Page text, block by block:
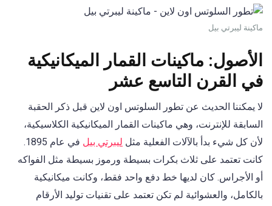
ماكينة ليبرتي بيل
الأصول: ماكينات القمار الميكانيكية
في القرن التاسع عشر
لا يمكننا الحديث عن تطور السلوتس اون لاين قبل ذكر الحقبة
السابقة للإنترنت، وهي ماكينات القمار الميكانيكية الكلاسيكية،
لأن كل شيء بدأ بالآلات الفعلية مثل ليبرتي بيل
في عام 1895.
كانت تعتمد على ثلاث بكرات بسيطة ورموز بسيطة مثل الفواكه
أو الأجراس. كان لديها خط دفع واحد فقط، وكانت ميكانيكية
بالكامل، والعشوائية لم تكن تعتمد على تقنيات توليد الأرقام